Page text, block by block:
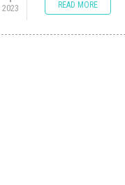
2023 READ MORE